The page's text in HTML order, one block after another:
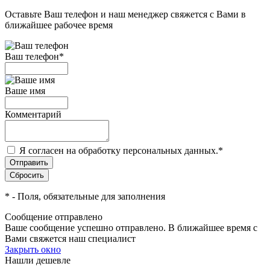
Оставьте Ваш телефон и наш менеджер свяжется с Вами в
ближайшее рабочее время
Ваш телефон*
Ваше имя
Комментарий
Я согласен на обработку персональных данных.*
* - Поля, обязательные для заполнения
Сообщение отправлено
Ваше сообщение успешно отправлено. В ближайшее время с
Вами свяжется наш специалист
Закрыть окно
Нашли дешевле